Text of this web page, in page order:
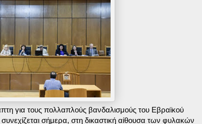
για τους πολλαπλούς βανδαλισμούς του Εβραϊκού
σήμερα, στη δικαστική αίθουσα των φυλακών